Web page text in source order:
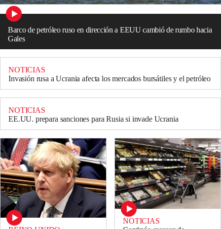
Barco de petróleo ruso en dirección a EEUU cambió de rumbo hacia
Gales
NOTICIAS
Invasión rusa a Ucrania afecta los mercados bursátiles y el petróleo
NOTICIAS
EE.UU. prepara sanciones para Rusia si invade Ucrania
NOTICIAS